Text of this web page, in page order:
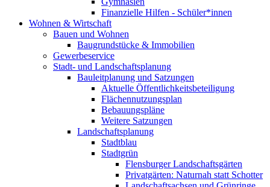
Finanzielle Hilfen - Schüler*innen
Wohnen & Wirtschaft
Bauen und Wohnen
Baugrundstücke & Immobilien
Gewerbeservice
Stadt- und Landschaftsplanung
Bauleitplanung und Satzungen
Aktuelle Öffentlichkeitsbeteiligung
Flächennutzungsplan
Bebauungspläne
Weitere Satzungen
Landschaftsplanung
Stadtblau
Stadtgrün
Flensburger Landschaftsgärten
Privatgärten: Naturnah statt Schotter